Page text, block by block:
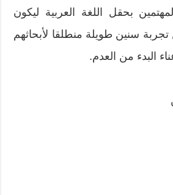
بحقل اللغة العربية ليكون
سنين طويلة منطلقا لأبحاثهم
البدء من العدم.